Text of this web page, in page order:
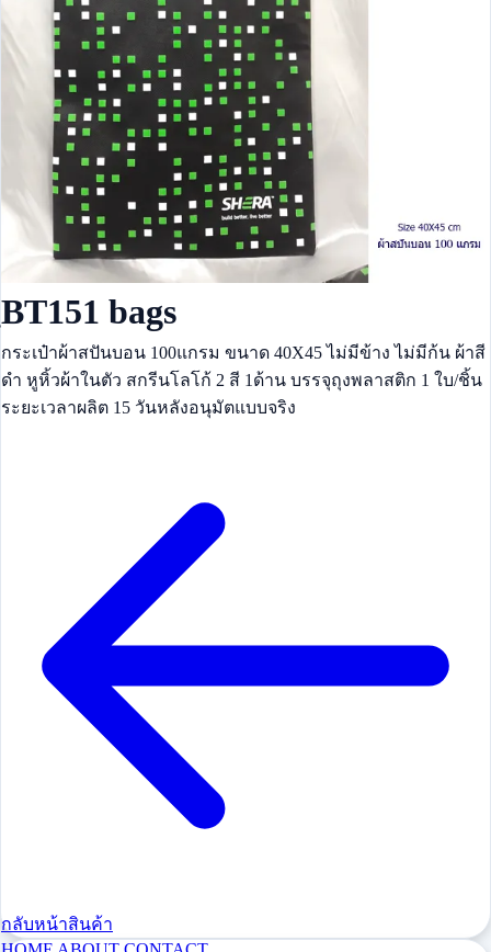
ฺBT151 bags
กระเป๋าผ้าสปันบอน 100แกรม ขนาด 40X45 ไม่มีข้าง ไม่มีก้น ผ้าสี
ดำ หูหิ้วผ้าในตัว สกรีนโลโก้ 2 สี 1ด้าน บรรจุถุงพลาสติก 1 ใบ/ชิ้น
ระยะเวลาผลิต 15 วันหลังอนุมัตแบบจริง
กลับหน้าสินค้า